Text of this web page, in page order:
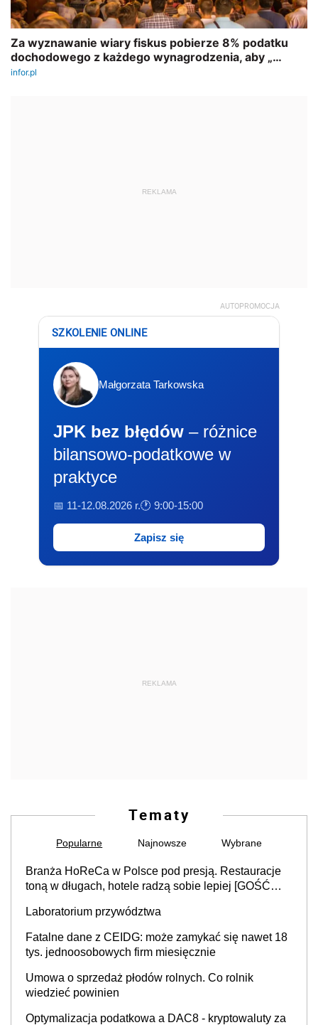
REKLAMA
AUTOPROMOCJA
SZKOLENIE ONLINE
Małgorzata Tarkowska
JPK bez błędów – różnice
bilansowo-podatkowe w
praktyce
📅 11-12.08.2026 r.🕐 9:00-15:00
Zapisz się
REKLAMA
Tematy
Popularne Najnowsze Wybrane
Branża HoReCa w Polsce pod presją. Restauracje
toną w długach, hotele radzą sobie lepiej [GOŚĆ
Laboratorium przywództwa
Fatalne dane z CEIDG: może zamykać się nawet 18
tys. jednoosobowych firm miesięcznie
Umowa o sprzedaż płodów rolnych. Co rolnik
wiedzieć powinien
Optymalizacja podatkowa a DAC8 - kryptowaluty za